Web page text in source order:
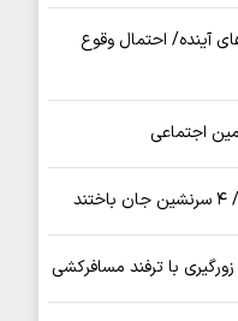
آینده/ احتمال وقوع
اجتماعی
با ترفند مسافرکشی